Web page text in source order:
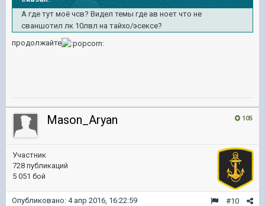
А где тут моё чсв? Видел темы где ав ноет что не
сваншотил лк 10лвл на тайхо/эсексе?
продолжайте
105
Mason_Aryan
Участник
728 публикаций
5 051 бой
#10
Опубликовано: 4 апр 2016, 16:22:59